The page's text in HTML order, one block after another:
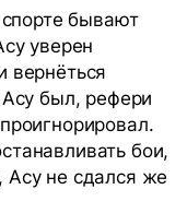
бывают
уверен
вернёться
был, рефери
бои,
не сдался же